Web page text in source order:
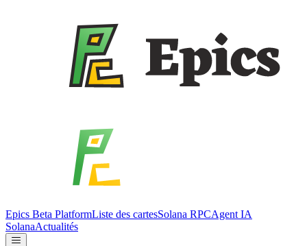
Epics Beta PlatformListe des cartesSolana RPCAgent IA
SolanaActualités